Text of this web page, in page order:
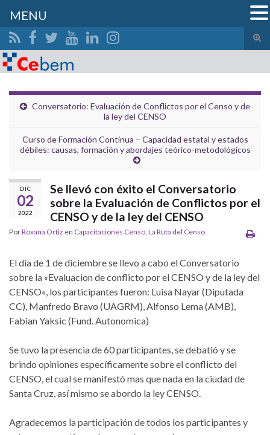
el
Search for:
Conversatorio: Evaluación de Conflictos por el Censo y de
la ley del CENSO
Curso de Formación Continua – Capacidad estatal y estados
débiles: causas, formación y abordajes teórico-metodológicos
DIC
02
2022
Se llevó con éxito el Conversatorio
sobre la Evaluación de Conflictos por el
CENSO y de la ley del CENSO
PorRoxana Ortiz en Capacitaciones Censo, La Ruta del Censo
El día de 1 de diciembre se llevo a cabo el Conversatorio
sobre la «Evaluacion de conflicto por el CENSO y de la ley del
CENSO«, los participantes fueron: Luisa Nayar (Diputada
CC), Manfredo Bravo (UAGRM), Alfonso Lema (AMB),
Fabian Yaksic (Fund. Autonomica)
Se tuvo la presencia de 60 participantes, se debatió y se
brindo opiniones específicamente sobre el conflicto del
CENSO, el cual se manifestó mas que nada en la ciudad de
Santa Cruz, así mismo se abordo la ley CENSO.
Agradecemos la participación de todos los participantes y
MENU